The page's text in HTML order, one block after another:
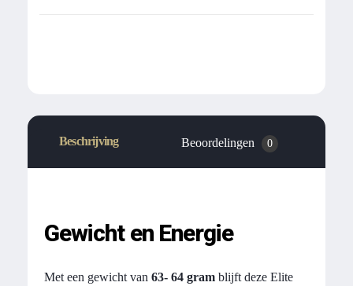
Beschrijving Beoordelingen 0
Gewicht en Energie
Met een gewicht van 63- 64 gramblijft deze Elite